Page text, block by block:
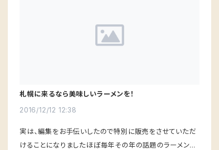
札幌に来るなら美味しいラーメンを！
2016/12/12 12:38
実は、編集をお手伝いしたので特別に販売をさせていただ
けることになりましたほぼ毎年その年の話題のラーメン店